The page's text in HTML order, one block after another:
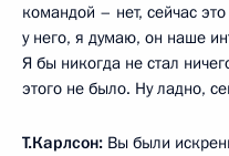
командой – нет, сейчас
у него, я думаю, он наше
Я бы никогда не стал
этого не было. Ну ладно,
Т.Карлсон: Вы были